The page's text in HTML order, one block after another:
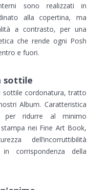
sono realizzati in
alla copertina, ma
a contrasto, per una
che rende ogni Posh
e fuori.
sottile
sottile cordonatura, tratto
Album. Caratteristica
per ridurre al minimo
nei Fine Art Book,
dell’incorruttibilità
in corrispondenza della